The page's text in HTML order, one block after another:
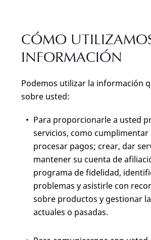
CÓMO
INFORMACIÓN
Podemos utilizar la información
sobre usted:
Para proporcionarle a usted
servicios, como cumplimentar
procesar pagos; crear, dar
mantener su cuenta de
programa de fidelidad,
problemas y asistirle con
sobre productos y gestionar
actuales o pasadas.